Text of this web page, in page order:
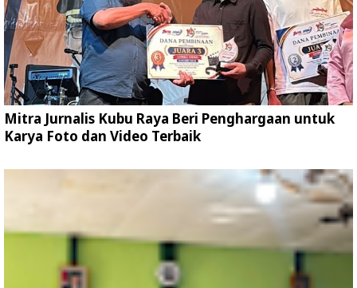
Mitra Jurnalis Kubu Raya Beri Penghargaan untuk
Karya Foto dan Video Terbaik